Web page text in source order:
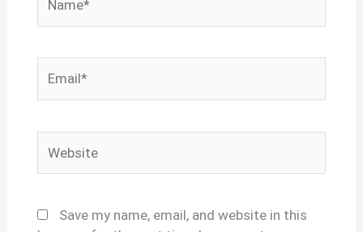
Save my name, email, and website in this